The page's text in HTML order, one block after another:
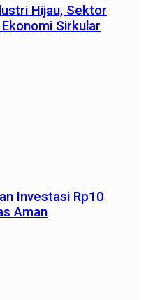
Hijau, Sektor
Sirkular
Investasi Rp10
Aman